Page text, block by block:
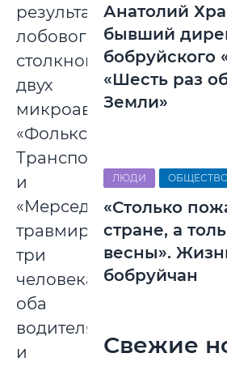
результате
лобового
столкновения
двух
микроавтобусов
«Фольксваген
Транспортер»
и
«Мерседес»
травмированы
три
человека:
оба
водителя
и
Анатолий
бывший
бобруйского
«Шесть раз
Земли»
ЛЮДИ
«Столько
стране, а
весны».
бобруйчан
Свежие